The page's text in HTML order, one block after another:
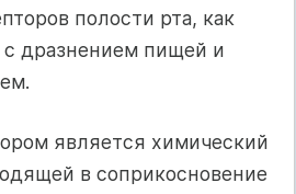
полости рта, как
дразнением пищей и
является химический
в соприкосновение